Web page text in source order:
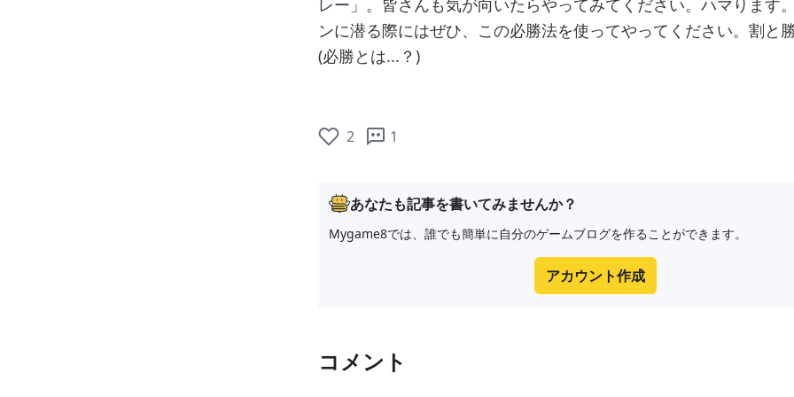
ンに潜る際にはぜひ、この必勝法を使ってやってください。割と勝
(必勝とは...？)
2 1
あなたも記事を書いてみませんか？
Mygame8では、誰でも簡単に自分のゲームブログを作ることができます。
アカウント作成
コメント